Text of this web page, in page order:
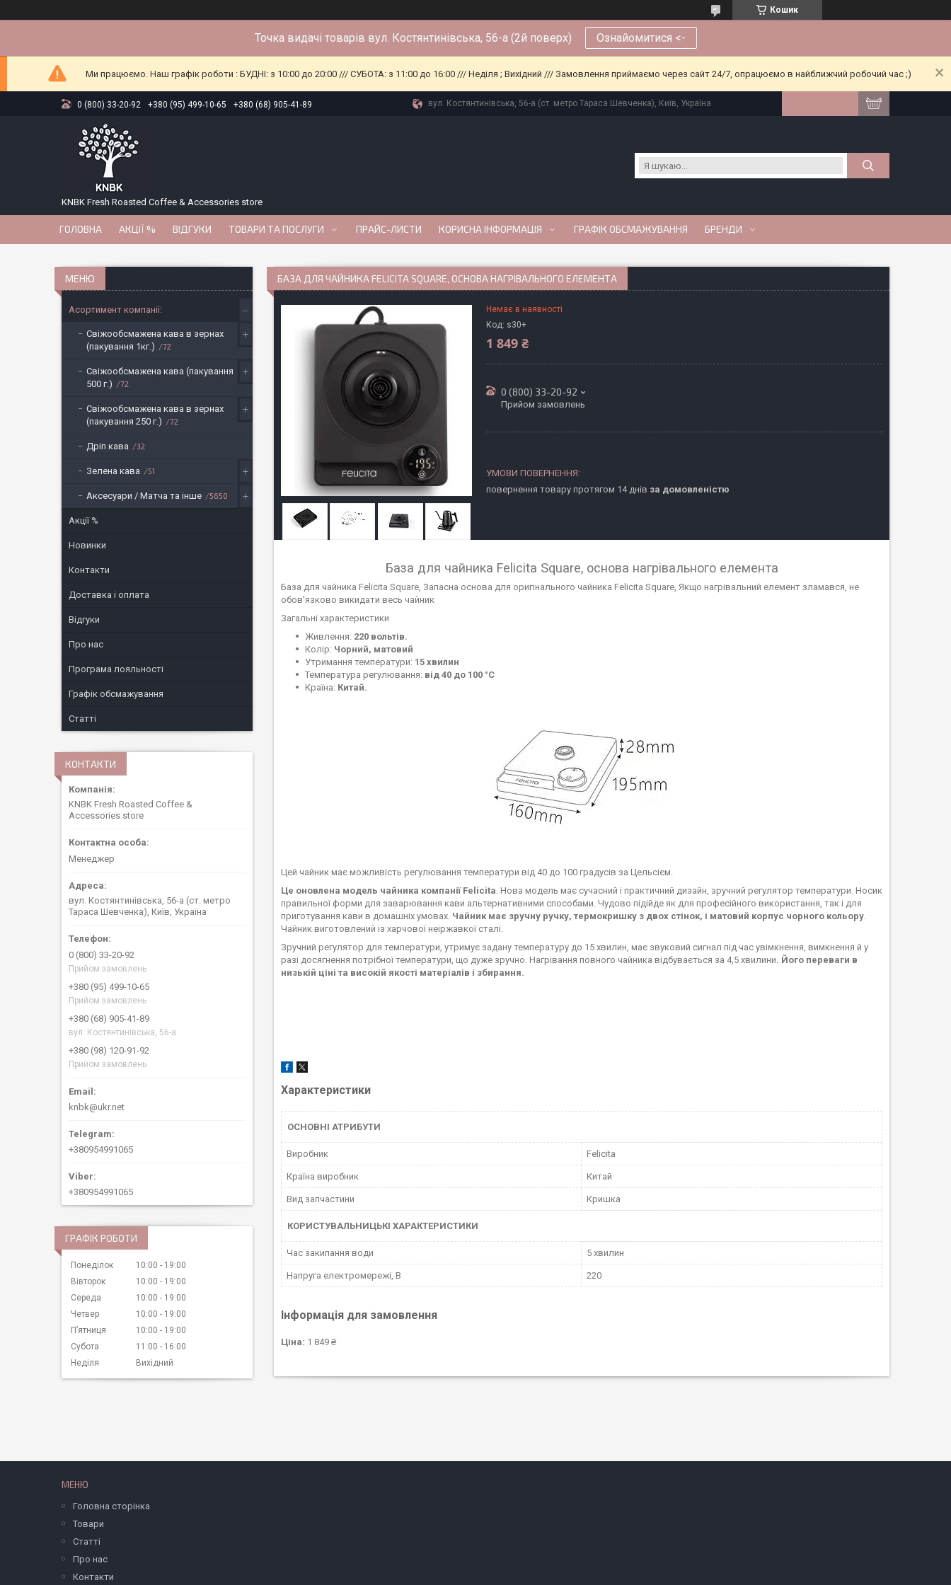
Кошик
Точка видачі товарів вул. Костянтинівська, 56-а (2й поверх) Ознайомитися <-
Ми працюємо. Наш графік роботи : БУДНІ: з 10:00 до 20:00 /// СУБОТА: з 11:00 до 16:00 /// Неділя ; Вихідний /// Замовлення приймаємо через сайт 24/7, опрацюємо в найближчий робочий час ;)
0 (800) 33-20-92 +380 (95) 499-10-65 +380 (68) 905-41-89 вул. Костянтинівська, 56-а (ст. метро Тараса Шевченка), Київ, Україна
KNBK Fresh Roasted Coffee & Accessories store
ГОЛОВНА АКЦІЇ % ВІДГУКИ ТОВАРИ ТА ПОСЛУГИ ПРАЙС-ЛИСТИ КОРИСНА ІНФОРМАЦІЯ ГРАФІК ОБСМАЖУВАННЯ БРЕНДИ
БАЗА ДЛЯ ЧАЙНИКА FELICITA SQUARE, ОСНОВА НАГРІВАЛЬНОГО ЕЛЕМЕНТА
Немає в наявності
Код: s30+
1 849 ₴
0 (800) 33-20-92
Прийом замовлень
повернення товару протягом 14 днів за домовленістю
База для чайника Felicita Square, основа нагрівального елемента
База для чайника Felicita Square, Запасна основа для оригінального чайника Felicita Square, Якщо нагрівальний елемент зламався, не
обов'язково викидати весь чайник
Загальні характеристики
Живлення: 220 вольтів.
Колір: Чорний, матовий
Утримання температури: 15 хвилин
Температура регулювання: від 40 до 100 °C
Країна: Китай.
Цей чайник має можливість регулювання температури від 40 до 100 градусів за Цельсієм.
Це оновлена модель чайника компанії Felicitа. Нова модель має сучасний і практичний дизайн, зручний регулятор температури. Носик
правильної форми для заварювання кави альтернативними способами. Чудово підійде як для професійного використання, так і для
приготування кави в домашніх умовах. Чайник має зручну ручку, термокришку з двох стінок, і матовий корпус чорного кольору.
Чайник виготовлений із харчової неіржавкої сталі.
Зручний регулятор для температури, утримує задану температуру до 15 хвилин, має звуковий сигнал під час увімкнення, вимкнення й у
разі досягнення потрібної температури, що дуже зручно. Нагрівання повного чайника відбувається за 4,5 хвилини. Його переваги в
низькій ціні та високій якості матеріалів і збирання.
Характеристики
ОСНОВНІ АТРИБУТИ
Виробник Felicita
Країна виробник Китай
Вид запчастини Кришка
КОРИСТУВАЛЬНИЦЬКІ ХАРАКТЕРИСТИКИ
Час закипання води 5 хвилин
Напруга електромережі, В 220
Інформація для замовлення
Ціна: 1 849 ₴
Асортимент компанії:
Свіжообсмажена кава в зернах
(пакування 1кг.)
72
Свіжообсмажена кава (пакування
500 г.)
72
Свіжообсмажена кава в зернах
(пакування 250 г.)
72
Дріп кава 32
Зелена кава 51
Аксесуари / Матча та інше 5650
Акції %
Новинки
Контакти
Доставка і оплата
Відгуки
Про нас
Програма лояльності
Графік обсмажування
Статті
КОНТАКТИ
KNBK Fresh Roasted Coffee &
Accessories store
Менеджер
вул. Костянтинівська, 56-а (ст. метро
Тараса Шевченка), Київ, Україна
0 (800) 33-20-92
Прийом замовлень
+380 (95) 499-10-65
Прийом замовлень
+380 (68) 905-41-89
вул. Костянтинівська, 56-а
+380 (98) 120-91-92
Прийом замовлень
knbk@ukr.net
+380954991065
+380954991065
ГРАФІК РОБОТИ
Понеділок 10:00
19:00
Вівторок
10:00
19:00
Середа
10:00
19:00
Четвер
10:00
19:00
Пʼятниця
10:00
19:00
Субота
11:00
16:00
Неділя
Вихідний
МЕНЮ
Головна сторінка
Товари
Статті
Про нас
Контакти